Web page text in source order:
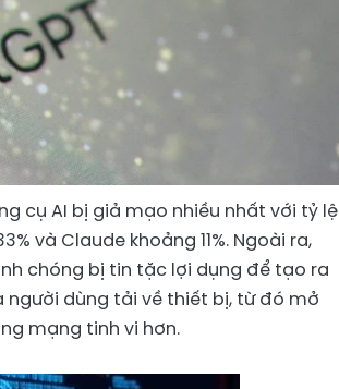
cụ AI bị giả mạo nhiều nhất với tỷ lệ
và Claude khoảng 11%. Ngoài ra,
chóng bị tin tặc lợi dụng để tạo ra
dùng tải về thiết bị, từ đó mở
mạng tinh vi hơn.